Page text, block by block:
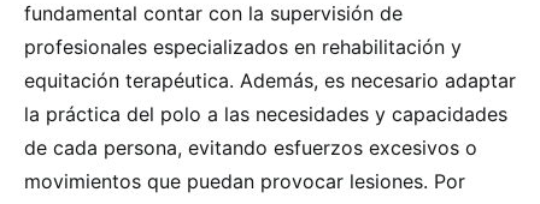
fundamental contar con la supervisión de
profesionales especializados en rehabilitación y
equitación terapéutica. Además, es necesario adaptar
la práctica del polo a las necesidades y capacidades
de cada persona, evitando esfuerzos excesivos o
movimientos que puedan provocar lesiones. Por